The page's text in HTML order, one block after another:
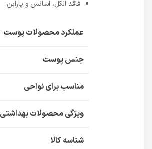
فاقد الکل، اسانس و پارابن
عملکرد محصولات پوست
جنس پوست
مناسب برای نواحی
ویژگی محصولات بهداشتی
شناسه کالا